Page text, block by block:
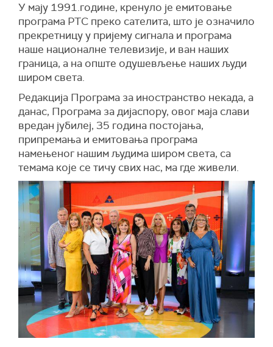
У мају 1991.године, кренуло је емитовање
програма РТС преко сателита, што је означило
прекретницу у пријему сигнала и програма
наше националне телевизије, и ван наших
граница, а на опште одушевљење наших људи
широм света.
Редакција Програма за иностранство некада, а
данас, Програма за дијаспору, овог маја слави
вредан јубилеј, 35 година постојања,
припремања и емитовања програма
намењеног нашим људима широм света, са
темама које се тичу свих нас, ма где живели.